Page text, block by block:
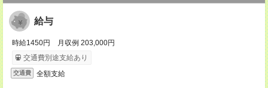
給与
時給1450円 月収例 203,000円
交通費別途支給あり
交通費 全額支給